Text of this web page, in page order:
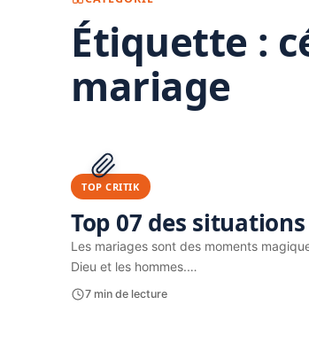
Étiquette :
mariage
TOP CRITIK
Top 07 des
Les mariages sont des moments
Dieu et les hommes.…
7 min de lecture